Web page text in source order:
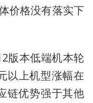
价格没有落实下
版本低端机本轮
以上机型涨幅在
链优势强于其他